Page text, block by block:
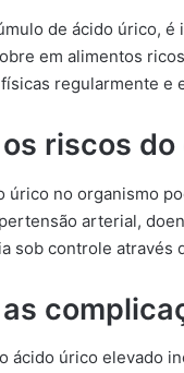
de ácido úrico,
em alimentos
regularmente e
riscos
úrico no organismo
arterial,
sob controle através
ácido úrico elevado